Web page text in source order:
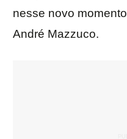
nesse novo
André Mazzuco.